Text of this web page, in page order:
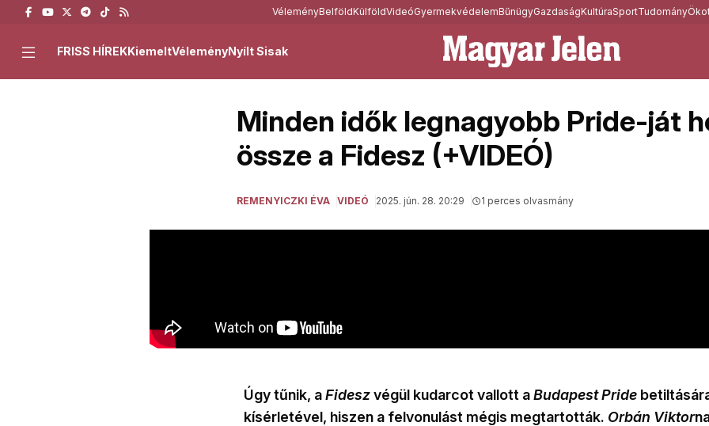
VéleményBelföldKülföldVideóGyermekvédelemBűnügyGazdaságKultúraSportTudomány
FRISS HÍREKKiemeltVéleményNyílt Sisak
Minden idők legnagyobb Pride-ját
össze a Fidesz (+VIDEÓ)
REMENYICZKI ÉVA VIDEÓ 2025. jún. 28. 20:29 1 perces olvasmány
Úgy tűnik, aFideszvégül kudarcot vallott aBudapest Pride
kísérletével, hiszen a felvonulást mégis megtartották. Orbán Viktor